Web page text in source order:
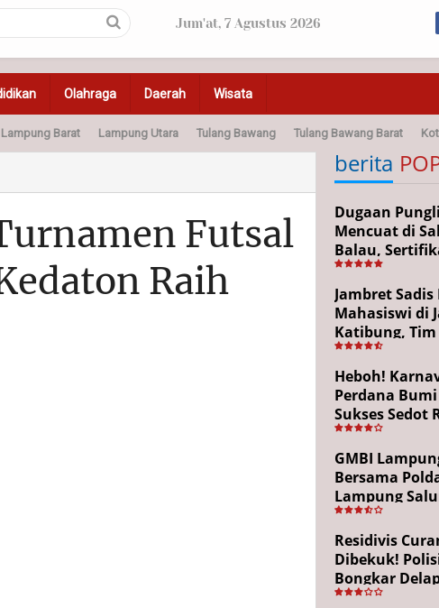
Jum'at, 7 Agustus 2026
Olahraga Daerah Wisata
Pendidikan Otomotif Kesehatan
Lampung Barat Lampung Utara Tulang Bawang Tulang Bawang Barat
Futsal
Raih
berita
Dugaan
Mencuat di
Balau,
Kunjung
Warga
Hukum
Jambret
Mahasiswi di
Katibung, Tim
Ringkus
Sita Barang
Heboh!
Perdana
Sukses Sedot
Penonton,
Lingkungan
Out
GMBI
Bersama
Lampung
Puluhan Paket
Sembako di
Bakauheni,
Kepedulian
HUT RI ke-81
Residivis
Dibekuk!
Bongkar
Pencurian di